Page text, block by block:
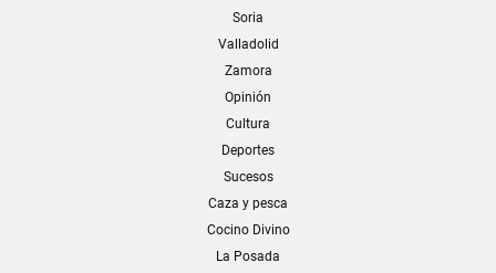
Soria
Valladolid
Zamora
Opinión
Cultura
Deportes
Sucesos
Caza y pesca
Cocino Divino
La Posada